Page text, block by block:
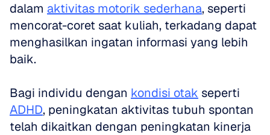
dalam aktivitas motorik sederhana, seperti
mencorat-coret saat kuliah, terkadang dapat
menghasilkan ingatan informasi yang lebih
baik.
Bagi individu dengan kondisi otak
ADHD, peningkatan aktivitas tubuh spontan
telah dikaitkan dengan peningkatan kinerja